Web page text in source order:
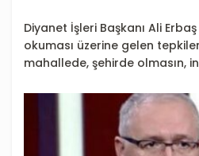
Diyanet İşleri Başkanı Ali
okuması üzerine gelen
mahallede, şehirde olmasın,